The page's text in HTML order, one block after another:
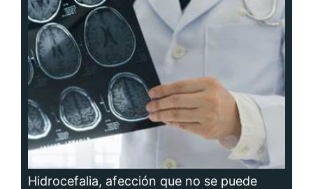
Hidrocefalia, afección que no se puede